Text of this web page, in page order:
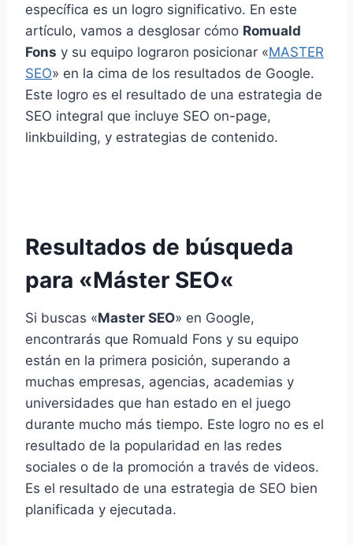
específica es un logro significativo. En este
artículo, vamos a desglosar cómo Romuald
Fons y su equipo lograron posicionar «MASTER
SEO» en la cima de los resultados de Google.
Este logro es el resultado de una estrategia de
SEO integral que incluye SEO on-page,
linkbuilding, y estrategias de contenido.
Resultados de búsqueda
para «Máster SEO«
Si buscas «Master SEO» en Google,
encontrarás que Romuald Fons y su equipo
están en la primera posición, superando a
muchas empresas, agencias, academias y
universidades que han estado en el juego
durante mucho más tiempo. Este logro no es el
resultado de la popularidad en las redes
sociales o de la promoción a través de videos.
Es el resultado de una estrategia de SEO bien
planificada y ejecutada.